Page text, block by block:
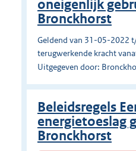
oneigenlijk
Bronckhorst
Geldend van 31-05-2022
terugwerkende kracht
Uitgegeven door:
Beleidsregels
energietoeslag
Bronckhorst